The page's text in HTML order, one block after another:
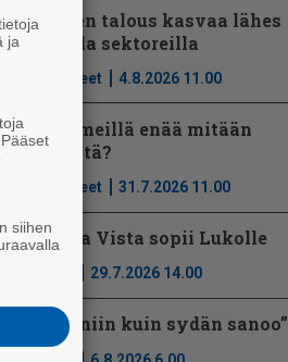
Suomen talous kasvaa lähes
kaikilla sektoreilla
Mielipiteet 4.8.2026 11.00
Onko meillä enää mitään
yhteistä?
Mielipiteet 31.7.2026 11.00
Marina Vista sopii Lukolle
29.7.2026 14.00
”Teen niin kuin sydän sanoo”
ja
siihen